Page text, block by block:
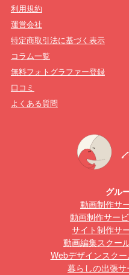
利用規約
運営会社
特定商取引法に基づく表示
コラム一覧
無料フォトグラファー登録
口コミ
よくある質問
グル
動画制作サ
動画制作サー
サイト制作サ
動画編集スクー
Webデザインスクー
暮らしの出張サ